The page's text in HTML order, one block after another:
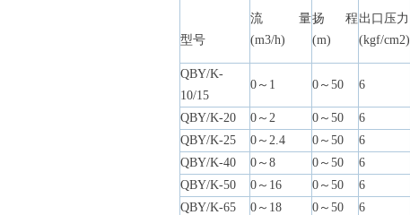
型号
流量
(m3/h)
扬程
(m)
出口压力
(kgf/cm2)
QBY/K-
10/15
0～1 0～50 6
QBY/K-20 0～2 0～50 6
QBY/K-25
0～2.4 0～50 6
QBY/K-40
0～8 0～50 6
QBY/K-50
0～16 0～50 6
QBY/K-65
0～18 0～50 6